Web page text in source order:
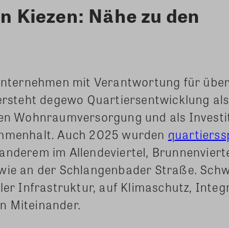
Kiezen: Nähe zu den
mit Verantwortung für
degewo Quartiersentwicklung
Wohnraumversorgung und als
Auch 2025 wurden
im Allendeviertel,
an der Schlangenbader Straße.
Infrastruktur, auf Klimaschutz,
Miteinander.